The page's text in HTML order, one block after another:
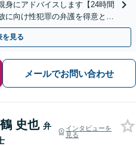
身にアドバイスします【24時間
に向け性犯罪の弁護を得意とす
【最短即日対応可】
を見る
メールでお問い合わせ
史也 弁
インタビューを
見る